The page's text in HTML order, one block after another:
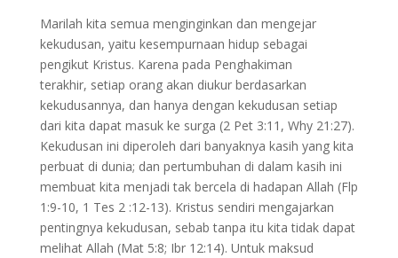
Marilah kita semua menginginkan dan mengejar
kekudusan, yaitu kesempurnaan hidup sebagai
pengikut Kristus. Karena pada Penghakiman
terakhir, setiap orang akan diukur berdasarkan
kekudusannya, dan hanya dengan kekudusan setiap
dari kita dapat masuk ke surga (2 Pet 3:11, Why 21:27).
Kekudusan ini diperoleh dari banyaknya kasih yang kita
perbuat di dunia; dan pertumbuhan di dalam kasih ini
membuat kita menjadi tak bercela di hadapan Allah (Flp
1:9-10, 1 Tes 2 :12-13). Kristus sendiri mengajarkan
pentingnya kekudusan, sebab tanpa itu kita tidak dapat
melihat Allah (Mat 5:8; Ibr 12:14). Untuk maksud